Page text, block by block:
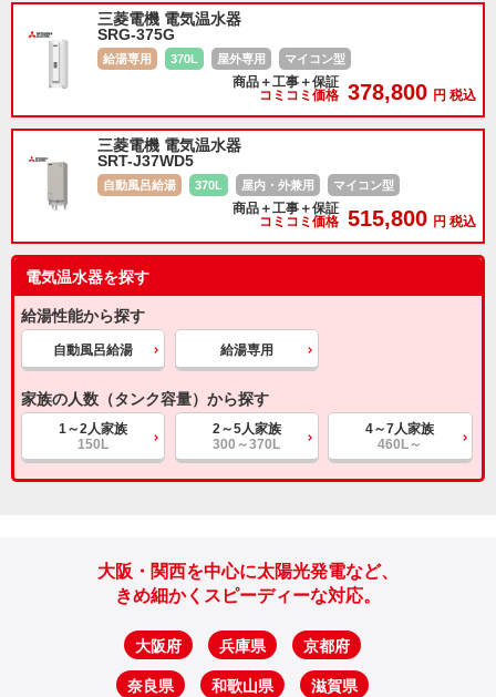
三菱電機 電気温水器
SRG-375G
給湯専用 370L 屋外専用 マイコン型
商品＋工事＋保証
コミコミ価格 378,800 円 税込
三菱電機 電気温水器
SRT-J37WD5
自動風呂給湯 370L 屋内・外兼用 マイコン型
商品＋工事＋保証
コミコミ価格 515,800 円 税込
電気温水器を探す
給湯性能から探す
自動風呂給湯 給湯専用
家族の人数（タンク容量）から探す
1～2人家族
150L
2～5人家族
300～370L
4～7人家族
460L～
大阪・関西を中心に太陽光発電など、
きめ細かくスピーディーな対応。
大阪府 兵庫県 京都府
奈良県 和歌山県 滋賀県